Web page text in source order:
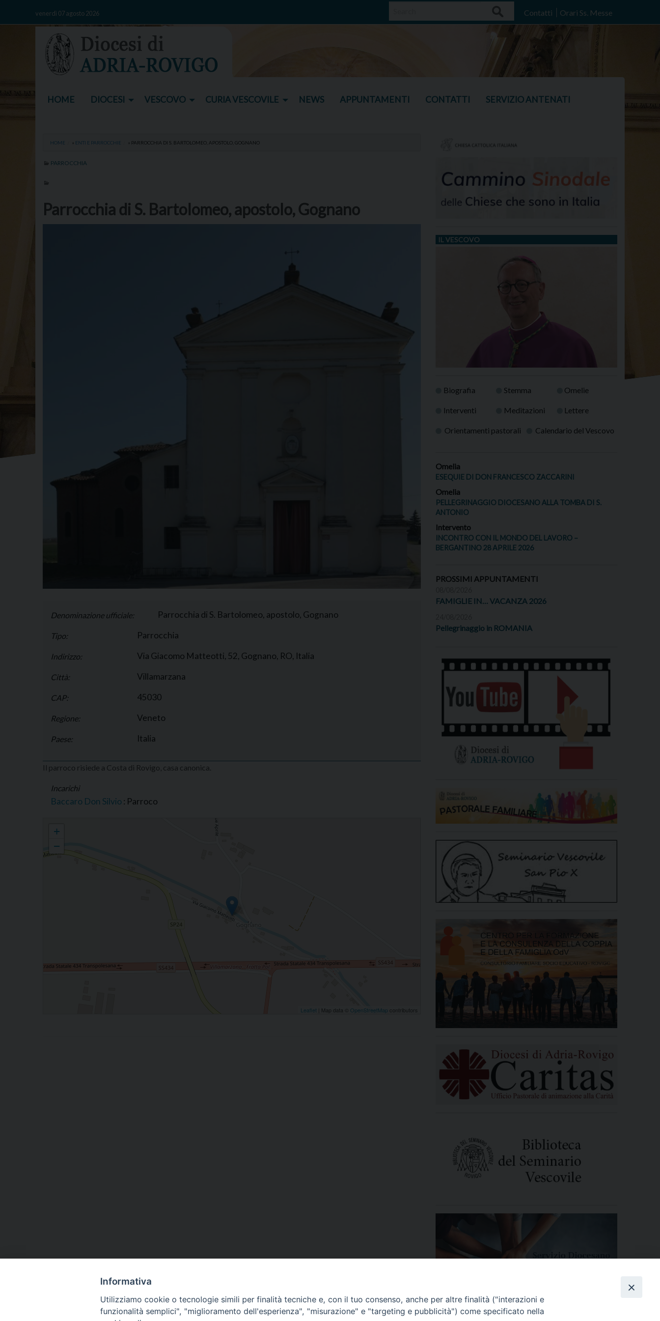
venerdì 07 agosto 2026 Contatti Orari Ss. Messe
HOME DIOCESI VESCOVO CURIA VESCOVILE NEWS APPUNTAMENTI CONTATTI SERVIZIO ANTENATI
HOME » ENTI E PARROCCHIE » PARROCCHIA DI S. BARTOLOMEO, APOSTOLO, GOGNANO
PARROCCHIA
Parrocchia di S. Bartolomeo, apostolo, Gognano
Denominazione ufficiale: Parrocchia di S. Bartolomeo, apostolo, Gognano
Tipo: Parrocchia
Indirizzo: Via Giacomo Matteotti, 52, Gognano, RO, Italia
Città: Villamarzana
CAP: 45030
Regione: Veneto
Paese: Italia
Il parroco risiede a Costa di Rovigo, casa canonica.
Incarichi
Baccaro Don Silvio : Parroco
+
−
Leaflet | Map data © OpenStreetMap contributors
IL VESCOVO
Biografia Stemma Omelie
Interventi Meditazioni Lettere
Orientamenti pastorali Calendario del Vescovo
Omelia
ESEQUIE DI DON FRANCESCO ZACCARINI
Omelia
PELLEGRINAGGIO DIOCESANO ALLA TOMBA DI S.
ANTONIO
Intervento
INCONTRO CON IL MONDO DEL LAVORO –
BERGANTINO 28 APRILE 2026
PROSSIMI APPUNTAMENTI
FAMIGLIE IN… VACANZA 2026
Pellegrinaggio in ROMANIA
Informativa
Utilizziamo cookie o tecnologie simili per finalità tecniche e, con il tuo consenso, anche per altre finalità ("interazioni e
funzionalità semplici", "miglioramento dell'esperienza", "misurazione" e "targeting e pubblicità") come specificato nella